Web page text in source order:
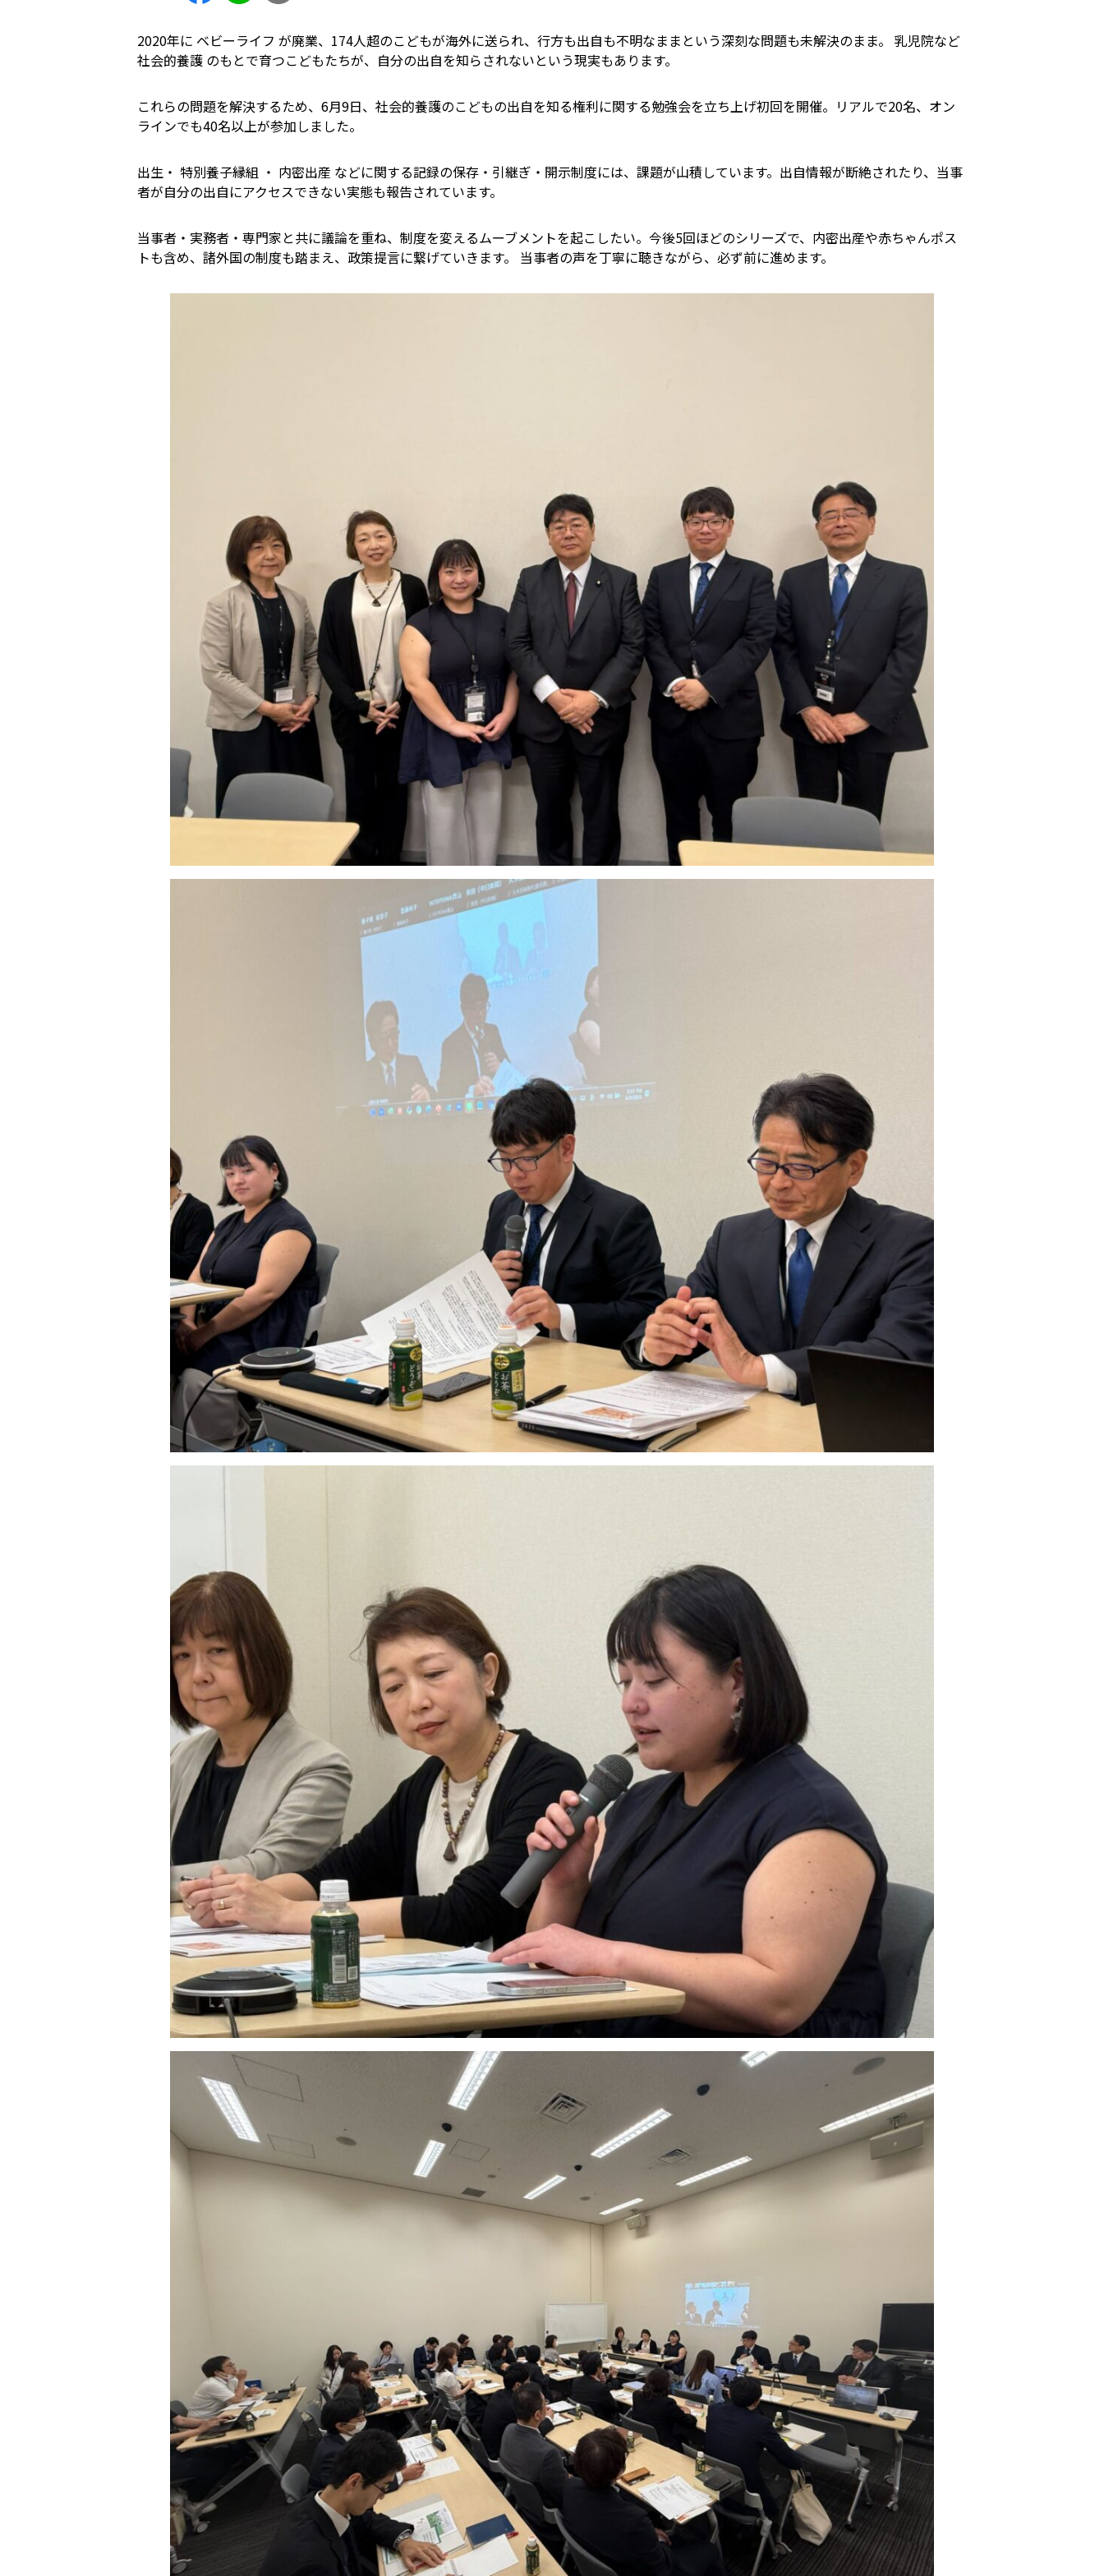
2020年に ベビーライフ が廃業、174人超のこどもが海外に送られ、行方も出自も不明なままという深刻な問題も未解決のまま。 乳児院など
社会的養護 のもとで育つこどもたちが、自分の出自を知らされないという現実もあります。
これらの問題を解決するため、6月9日、社会的養護のこどもの出自を知る権利に関する勉強会を立ち上げ初回を開催。リアルで20名、オン
ラインでも40名以上が参加しました。
出生・ 特別養子縁組 ・ 内密出産 などに関する記録の保存・引継ぎ・開示制度には、課題が山積しています。出自情報が断絶されたり、当事
者が自分の出自にアクセスできない実態も報告されています。
当事者・実務者・専門家と共に議論を重ね、制度を変えるムーブメントを起こしたい。今後5回ほどのシリーズで、内密出産や赤ちゃんポス
トも含め、諸外国の制度も踏まえ、政策提言に繋げていきます。 当事者の声を丁寧に聴きながら、必ず前に進めます。